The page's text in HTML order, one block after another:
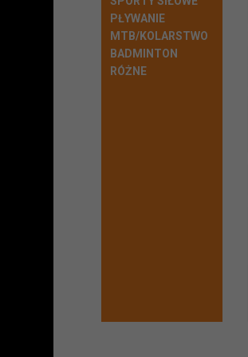
PŁYWANIE
MTB/KOLARSTWO
BADMINTON
RÓŻNE